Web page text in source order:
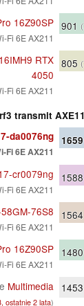
16Z90SP
Fi 6E AX211
901
RTX
4050
Fi 6E AX211
805
transmit
da0076ng
Fi 6E AX211
1659
cr0079ng
Fi 6E AX211
1588
76S8
Fi 6E AX211
1564
16Z90SP
Fi 6E AX211
1480
Multimedia
ostatnie 2 lata)
1453